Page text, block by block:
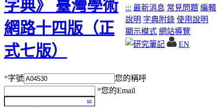
::: 最新消息 常見問題 編輯
說明 字典附錄 使用說明
顯示模式 網站導覽
EN
*字號
您的稱呼
*您的Email